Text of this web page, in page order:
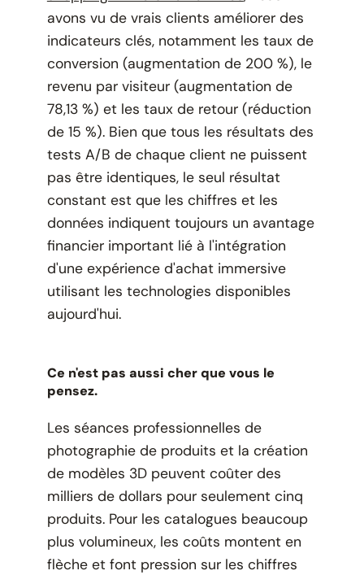
avons vu de vrais clients améliorer des
indicateurs clés, notamment les taux de
conversion (augmentation de 200 %), le
revenu par visiteur (augmentation de
78,13 %) et les taux de retour (réduction
de 15 %). Bien que tous les résultats des
tests A/B de chaque client ne puissent
pas être identiques, le seul résultat
constant est que les chiffres et les
données indiquent toujours un avantage
financier important lié à l'intégration
d'une expérience d'achat immersive
utilisant les technologies disponibles
aujourd'hui.
Ce n'est pas aussi cher que vous le
pensez.
Les séances professionnelles de
photographie de produits et la création
de modèles 3D peuvent coûter des
milliers de dollars pour seulement cinq
produits. Pour les catalogues beaucoup
plus volumineux, les coûts montent en
flèche et font pression sur les chiffres